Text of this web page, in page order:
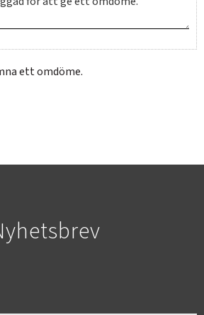
ett omdöme.